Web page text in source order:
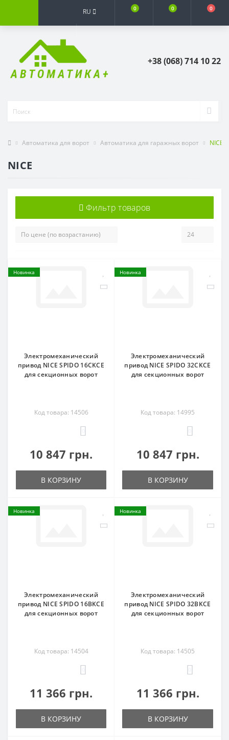
RU 0 0 0
+38 (068) 714 10 22
Автоматика для ворот Автоматика для гаражных ворот NICE
NICE
Фильтр товаров
Новинка
Электромеханический
привод NICE SPIDO 16CKCE
для секционных ворот
Код товара: 14506
10 847 грн.
В КОРЗИНУ
Новинка
Электромеханический
привод NICE SPIDO 32CKCE
для секционных ворот
Код товара: 14995
10 847 грн.
В КОРЗИНУ
Новинка
Электромеханический
привод NICE SPIDO 16BKCE
для секционных ворот
Код товара: 14504
11 366 грн.
В КОРЗИНУ
Новинка
Электромеханический
привод NICE SPIDO 32BKCE
для секционных ворот
Код товара: 14505
11 366 грн.
В КОРЗИНУ